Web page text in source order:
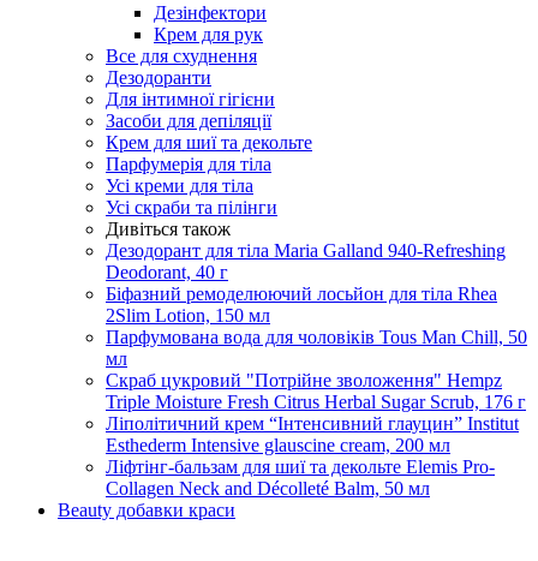
Дезінфектори
Крем для рук
Все для схуднення
Дезодоранти
Для інтимної гігієни
Засоби для депіляції
Крем для шиї та декольте
Парфумерія для тіла
Усі креми для тіла
Усі скраби та пілінги
Дивіться також
Дезодорант для тіла Maria Galland 940-Refreshing
Deodorant, 40 г
Біфазний ремоделюючий лосьйон для тіла Rhea
2Slim Lotion, 150 мл
Парфумована вода для чоловіків Tous Man Chill, 50
мл
Скраб цукровий "Потрійне зволоження" Hempz
Triple Moisture Fresh Citrus Herbal Sugar Scrub, 176 г
Ліполітичний крем “Інтенсивний глауцин” Institut
Esthederm Intensive glauscine cream, 200 мл
Ліфтінг-бальзам для шиї та декольте Elemis Pro-
Collagen Neck and Décolleté Balm, 50 мл
Beauty добавки краси